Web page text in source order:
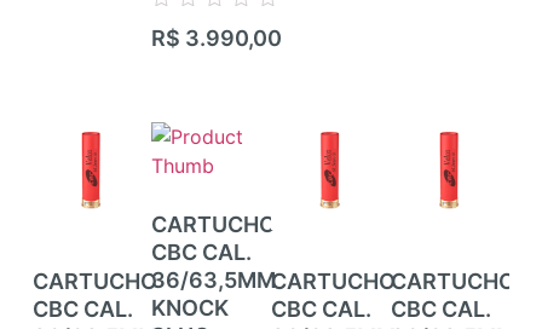
Avaliação
0
R$ 3.990,00
CARTUCHO
CBC CAL.
CARTUCHO
CBC CAL.
36/63,5MM
KNOCK
CARTUCHO
CBC CAL.
CARTUCHO
CBC CAL.